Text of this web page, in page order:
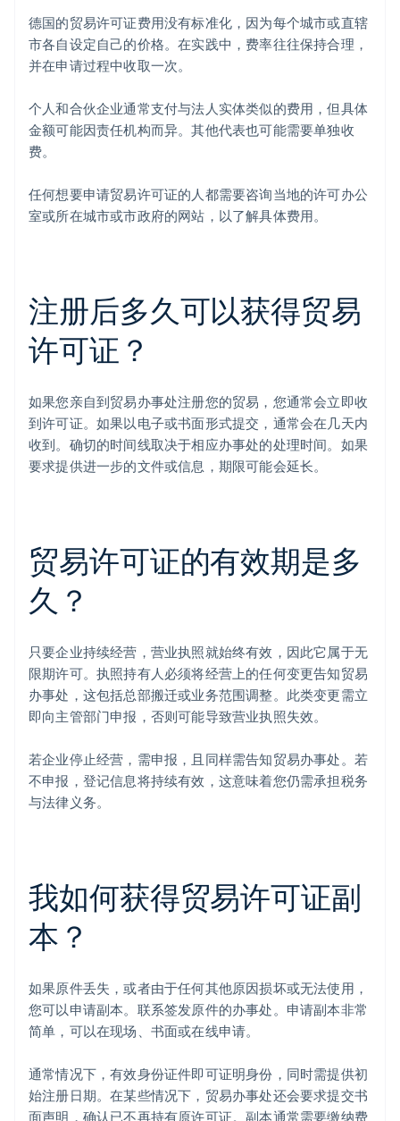
德国的贸易许可证费用没有标准化，因为每个城市或直辖
市各自设定自己的价格。在实践中，费率往往保持合理，
并在申请过程中收取一次。
个人和合伙企业通常支付与法人实体类似的费用，但具体
金额可能因责任机构而异。其他代表也可能需要单独收
费。
任何想要申请贸易许可证的人都需要咨询当地的许可办公
室或所在城市或市政府的网站，以了解具体费用。
注册后多久可以获得贸易
许可证？
如果您亲自到贸易办事处注册您的贸易，您通常会立即收
到许可证。如果以电子或书面形式提交，通常会在几天内
收到。确切的时间线取决于相应办事处的处理时间。如果
要求提供进一步的文件或信息，期限可能会延长。
贸易许可证的有效期是多
久？
只要企业持续经营，营业执照就始终有效，因此它属于无
限期许可。执照持有人必须将经营上的任何变更告知贸易
办事处，这包括总部搬迁或业务范围调整。此类变更需立
即向主管部门申报，否则可能导致营业执照失效。
若企业停止经营，需申报，且同样需告知贸易办事处。若
不申报，登记信息将持续有效，这意味着您仍需承担税务
与法律义务。
我如何获得贸易许可证副
本？
如果原件丢失，或者由于任何其他原因损坏或无法使用，
您可以申请副本。联系签发原件的办事处。申请副本非常
简单，可以在现场、书面或在线申请。
通常情况下，有效身份证件即可证明身份，同时需提供初
始注册日期。在某些情况下，贸易办事处还会要求提交书
面声明，确认已不再持有原许可证。副本通常需要缴纳费
阿联酋
English
爱尔兰
English
English
奥地利
DeutschEnglish
澳大利亚
巴西
Português English
保加利亚